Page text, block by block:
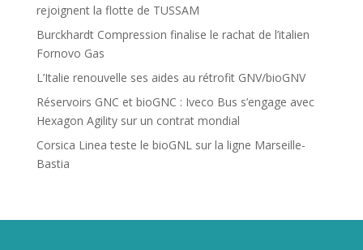
rejoignent la flotte de TUSSAM
Burckhardt Compression finalise le rachat de l’italien
Fornovo Gas
L’Italie renouvelle ses aides au rétrofit GNV/bioGNV
Réservoirs GNC et bioGNC : Iveco Bus s’engage avec
Hexagon Agility sur un contrat mondial
Corsica Linea teste le bioGNL sur la ligne Marseille-
Bastia